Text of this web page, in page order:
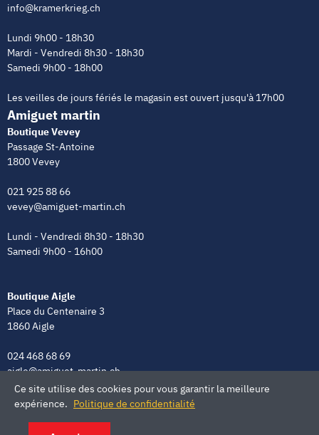
info@kramerkrieg.ch
Lundi 9h00 - 18h30
Mardi - Vendredi 8h30 - 18h30
Samedi 9h00 - 18h00
Les veilles de jours fériés le magasin est ouvert jusqu'à 17h00
Amiguet martin
Boutique Vevey
Passage St-Antoine
1800 Vevey
021 925 88 66
vevey@amiguet-martin.ch
Lundi - Vendredi 8h30 - 18h30
Samedi 9h00 - 16h00
Boutique Aigle
Place du Centenaire 3
1860 Aigle
024 468 68 69
aigle@amiguet-martin.ch
Lundi - Vendredi 8h00 - 12h00 | 13h30 - 18h30
Ce site utilise des cookies pour vous garantir la meilleure
expérience. Politique de confidentialité